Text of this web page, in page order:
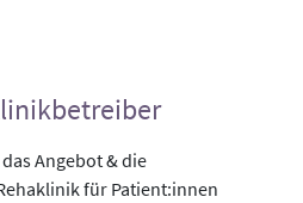
das Angebot & die
für Patient:innen